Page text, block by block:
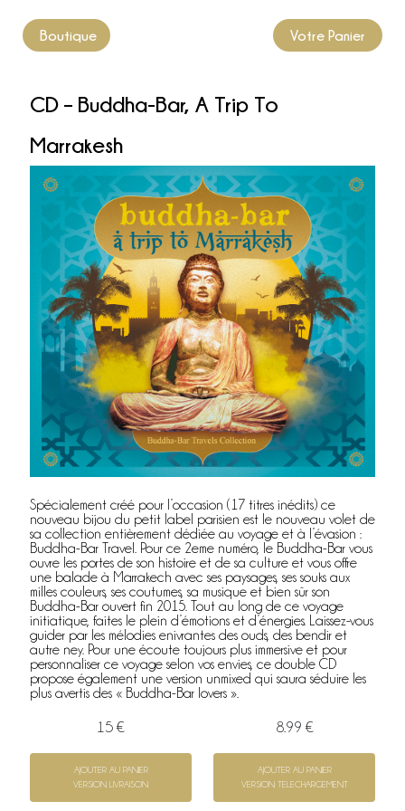
Boutique Votre Panier
CD – Buddha-Bar, A Trip To
Marrakesh
Spécialement créé pour l’occasion (17 titres inédits) ce
nouveau bijou du petit label parisien est le nouveau volet de
sa collection entièrement dédiée au voyage et à l’évasion :
Buddha-Bar Travel. Pour ce 2eme numéro, le Buddha-Bar vous
ouvre les portes de son histoire et de sa culture et vous offre
une balade à Marrakech avec ses paysages, ses souks aux
milles couleurs, ses coutumes, sa musique et bien sûr son
Buddha-Bar ouvert fin 2015. Tout au long de ce voyage
initiatique, faites le plein d’émotions et d’énergies. Laissez-vous
guider par les mélodies enivrantes des ouds, des bendir et
autre ney. Pour une écoute toujours plus immersive et pour
personnaliser ce voyage selon vos envies, ce double CD
propose également une version unmixed qui saura séduire les
plus avertis des « Buddha-Bar lovers ».
15 €
AJOUTER AU PANIER
VERSION LIVRAISON
8.99 €
AJOUTER AU PANIER
VERSION TELECHARGEMENT